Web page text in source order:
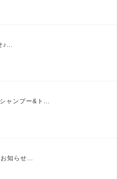
ャンプー&ト...
知らせ...